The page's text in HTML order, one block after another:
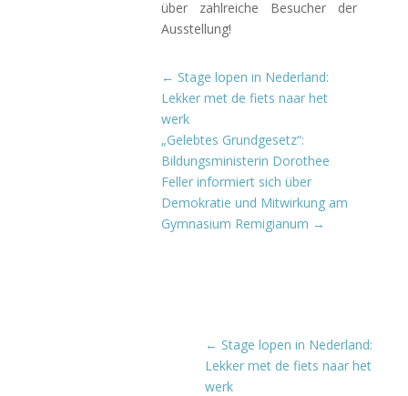
über zahlreiche Besucher der
Ausstellung!
← Stage lopen in Nederland:
Lekker met de fiets naar het
werk
„Gelebtes Grundgesetz“:
Bildungsministerin Dorothee
Feller informiert sich über
Demokratie und Mitwirkung am
Gymnasium Remigianum →
← Stage lopen in Nederland:
Lekker met de fiets naar het
werk